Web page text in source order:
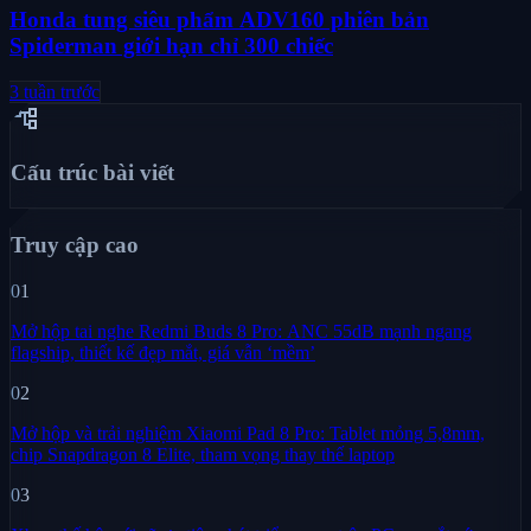
Honda tung siêu phẩm ADV160 phiên bản
Spiderman giới hạn chỉ 300 chiếc
3 tuần trước
account_tree
Cấu trúc bài viết
Truy cập cao
01
Mở hộp tai nghe Redmi Buds 8 Pro: ANC 55dB mạnh ngang
flagship, thiết kế đẹp mắt, giá vẫn ‘mềm’
02
Mở hộp và trải nghiệm Xiaomi Pad 8 Pro: Tablet mỏng 5,8mm,
chip Snapdragon 8 Elite, tham vọng thay thế laptop
03